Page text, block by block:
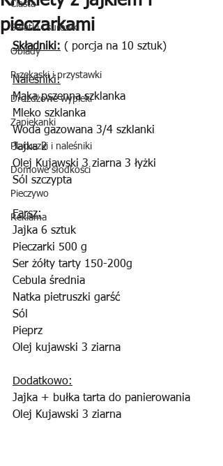
Ciasta
Sałatki i surówki
Obiady
Przekąski i przystawki
Drożdżowe wypieki
Zapiekanki
Placuszki i naleśniki
Domowe słodkości
Pieczywo
Reklama
pieczarkami
Składniki: ( porcja na 10 sztuk)
Naleśniki:
Mąka pszenna szklanka
Mleko szklanka
Woda gazowana 3/4 szklanki
Jajka 2
Olej Kujawski 3 ziarna 3 łyżki
Sól szczypta
Farsz:
Jajka 6 sztuk
Pieczarki 500 g
Ser żółty tarty 150-200g
Cebula średnia
Natka pietruszki garść
Sól
Pieprz
Olej kujawski 3 ziarna
Dodatkowo:
Jajka + bułka tarta do panierowania
Olej Kujawski 3 ziarna